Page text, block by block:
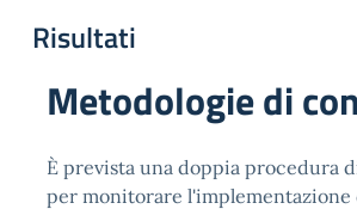
Risultati
Metodologie di
È prevista una doppia procedura
per monitorare l'implementazione